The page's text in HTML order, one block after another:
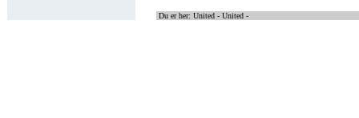
Du er her: United - United -